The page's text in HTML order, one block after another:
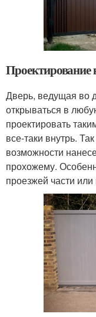
Проектирование
Дверь, ведущая во
открываться в
проектировать
все-таки внутрь.
возможности
прохожему.
проезжей части